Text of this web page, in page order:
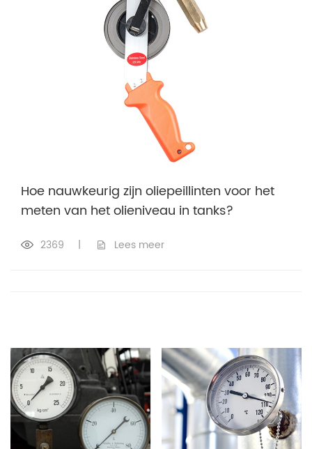
Hoe nauwkeurig zijn oliepeillinten voor het
meten van het olieniveau in tanks?
2369 | Lees meer